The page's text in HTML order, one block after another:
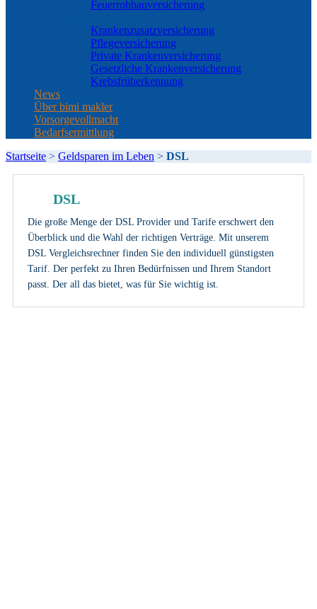
Feuerrohbauversicherung
Krankenzusatzversicherung
Pflegeversicherung
Private Krankenversicherung
Gesetzliche Krankenversicherung
Krebsfrüherkennung
News
Über bimi makler
Vorsorgevollmacht
Bedarfsermittlung
Startseite > Geldsparen im Leben > DSL
DSL
Die große Menge der DSL Provider und Tarife erschwert den
Überblick und die Wahl der richtigen Verträge. Mit unserem
DSL Vergleichsrechner finden Sie den individuell günstigsten
Tarif. Der perfekt zu Ihren Bedürfnissen und Ihrem Standort
passt. Der all das bietet, was für Sie wichtig ist.